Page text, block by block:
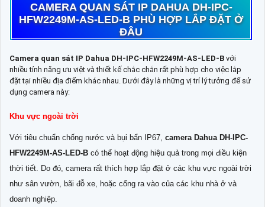
CAMERA QUAN SÁT IP DAHUA DH-IPC-
HFW2249M-AS-LED-B PHÙ HỢP LẮP ĐẶT Ở
ĐÂU
Camera quan sát IP Dahua DH-IPC-HFW2249M-AS-LED-B với
nhiều tính năng ưu việt và thiết kế chắc chắn rất phù hợp cho việc lắp
đặt tại nhiều địa điểm khác nhau. Dưới đây là những vị trí lý tưởng để sử
dụng camera này:
Khu vực ngoài trời
Với tiêu chuẩn chống nước và bụi bẩn IP67, camera Dahua DH-IPC-
HFW2249M-AS-LED-B có thể hoạt động hiệu quả trong mọi điều kiện
thời tiết. Do đó, camera rất thích hợp lắp đặt ở các khu vực ngoài trời
như sân vườn, bãi đỗ xe, hoặc cổng ra vào của các khu nhà ở và
doanh nghiệp.